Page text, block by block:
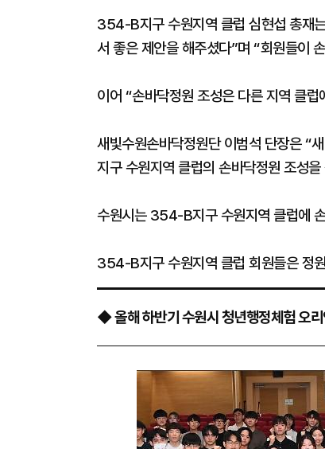
354-B지구 수원지역 클럽 심현섭 총재
서 좋은 제안을 해주셨다”며 “회원들이
이어 “손바닥정원 조성은 다른 지역 클
새빛수원손바닥정원단 이범석 단장은 “
지구 수원지역 클럽의 손바닥정원 조성
수원시는 354-B지구 수원지역 클럽에
354-B지구 수원지역 클럽 회원들은 정
◆ 올해 하반기 수원시 청년행정체험 오리